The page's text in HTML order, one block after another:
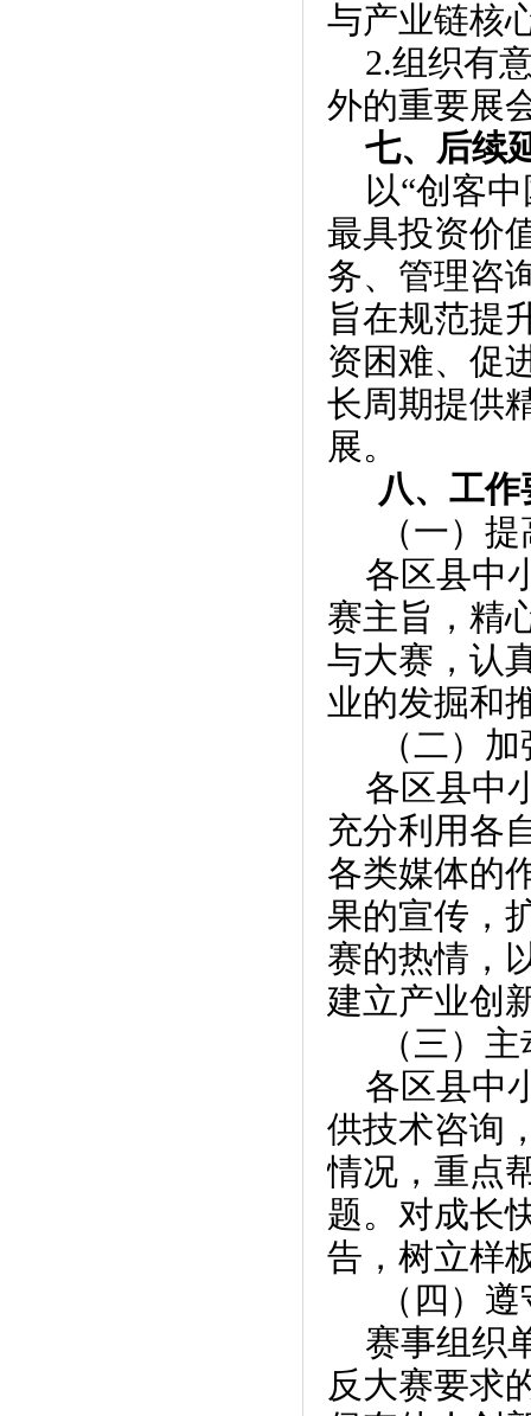
与产业链核
2.组织有
外的重要展
七、后续
以“创客
最具投资价
务、管理咨
旨在规范提
资困难、促
长周期提供
展。
八、工作
（一）
各区县中
赛主旨，精
与大赛，认
业的发掘和
（二）
各区县中
充分利用各
各类媒体的
果的宣传，
赛的热情，
建立产业创
（三）
各区县中
供技术咨询
情况，重点
题。对成长
告，树立样
（四）
赛事组织
反大赛要求